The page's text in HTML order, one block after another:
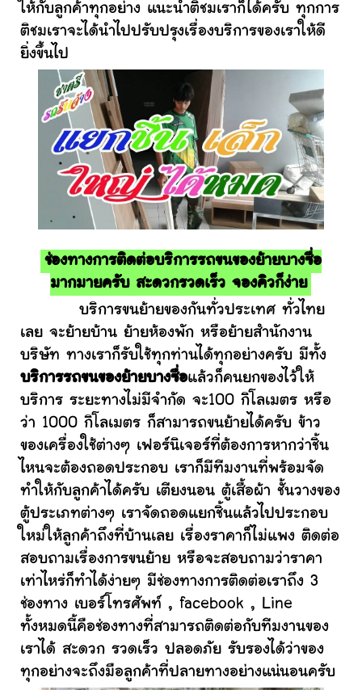
ให้กับลูกค้าทุกอย่าง แนะนำติชมเราก็ได้ครับ ทุกการ
ติชมเราจะได้นำไปปรับปรุงเรื่องบริการของเราให้ดี
ยิ่งขึ้นไป
ช่องทางการติดต่อบริการรถขนของย้ายบางซื่อ
มากมายครับ สะดวกรวดเร็ว จองคิวก็ง่าย
บริการขนย้ายของกันทั่วประเทศ ทั่วไทย
เลย จะย้ายบ้าน ย้ายห้องพัก หรือย้ายสำนักงาน
บริษัท ทางเราก็รับใช้ทุกท่านได้ทุกอย่างครับ มีทั้ง
บริการรถขนของย้ายบางซื่อแล้วก็คนยกของไว้ให้
บริการ ระยะทางไม่มีจำกัด จะ100 กิโลเมตร หรือ
ว่า 1000 กิโลเมตร ก็สามารถขนย้ายได้ครับ ข้าว
ของเครื่องใช้ต่างๆ เฟอร์นิเจอร์ที่ต้องการหากว่าชิ้น
ไหนจะต้องถอดประกอบ เราก็มีทีมงานที่พร้อมจัด
ทำให้กับลูกค้าได้ครับ เตียงนอน ตู้เสื้อผ้า ชั้นวางของ
ตู้ประเภทต่างๆ เราจัดถอดแยกชิ้นแล้วไปประกอบ
ใหม่ให้ลูกค้าถึงที่บ้านเลย เรื่องราคาก็ไม่แพง ติดต่อ
สอบถามเรื่องการขนย้าย หรือจะสอบถามว่าราคา
เท่าไหร่ก็ทำได้ง่ายๆ มีช่องทางการติดต่อเราถึง 3
ช่องทาง เบอร์โทรศัพท์ , facebook , Line
ทั้งหมดนี้คือช่องทางที่สามารถติดต่อกับทีมงานของ
เราได้ สะดวก รวดเร็ว ปลอดภัย รับรองได้ว่าของ
ทุกอย่างจะถึงมือลูกค้าที่ปลายทางอย่างแน่นอนครับ